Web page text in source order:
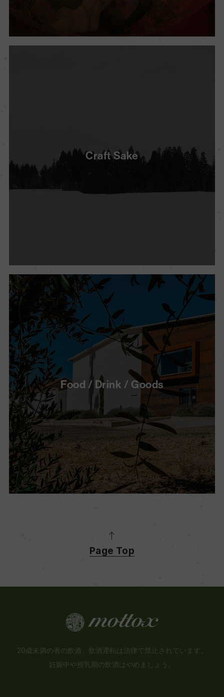
Craft Sake
Food / Drink / Goods
Page Top
20歳未満の者の飲酒、飲酒運転は法律で禁止されています。
妊娠中や授乳期の飲酒はやめましょう。